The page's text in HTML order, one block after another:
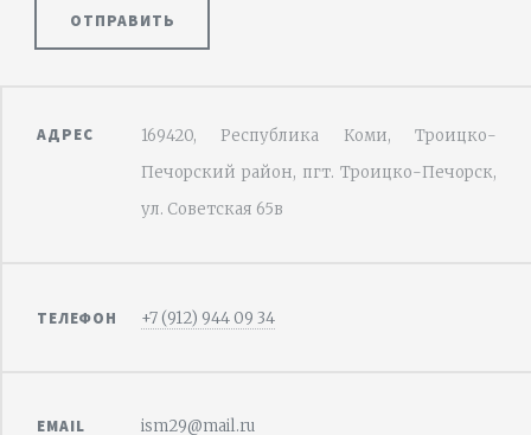
ОТПРАВИТЬ
АДРЕС
169420, Республика Коми, Троицко-
Печорский район, пгт. Троицко-Печорск,
ул. Советская 65в
ТЕЛЕФОН +7 (912) 944 09 34
EMAIL ism29@mail.ru